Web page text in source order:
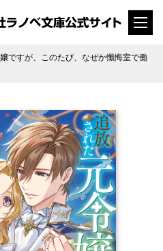
ですが、このたび、なぜか懺悔室で働